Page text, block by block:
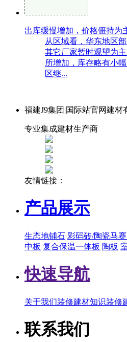
出库缓慢增加，价格僵持为
从区域看，华东地区
其它厂家暂时观望为
所增加，库存略有小
区继...
福建J9集团|国际站官网建材
专业集成建材生产商
友情链接：
产品展示
生态地铺石 彩码砖/陶瓷马
中板 复合保温一体板 陶板
快速导航
关于我们装修建材知识装修
联系我们